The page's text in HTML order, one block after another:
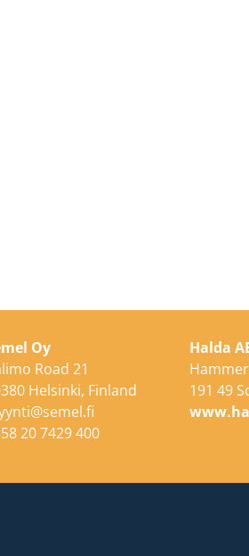
Oy
Road 21
Helsinki, Finland
20 7429 400
Halda
191 49